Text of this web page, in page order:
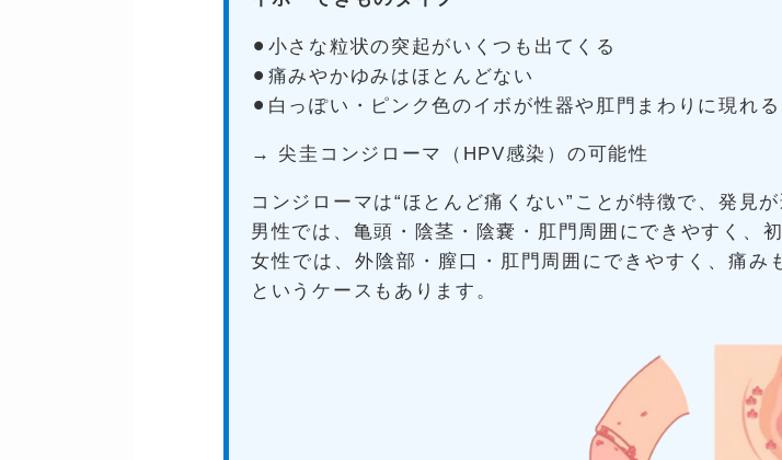
⚫︎小さな粒状の突起がいくつも出てくる
⚫︎痛みやかゆみはほとんどない
⚫︎白っぽい・ピンク色のイボが性器や肛門まわりに現れる
→ 尖圭コンジローマ（HPV感染）の可能性
コンジローマは“ほとんど痛くない”ことが特徴で、発見が
男性では、亀頭・陰茎・陰嚢・肛門周囲にできやすく、
女性では、外陰部・膣口・肛門周囲にできやすく、痛み
というケースもあります。